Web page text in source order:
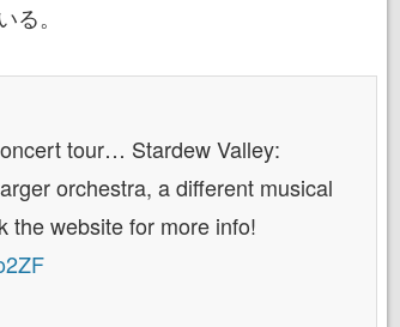
。
tour… Stardew Valley:
orchestra, a different musical
the website for more info!